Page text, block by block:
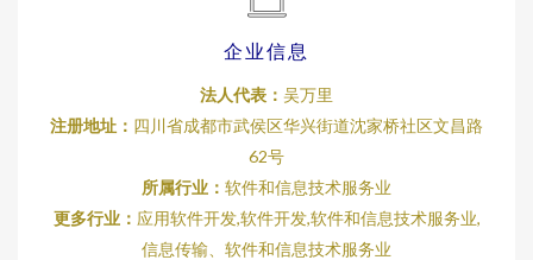
企业信息
法人代表： 吴万里
注册地址： 四川省成都市武侯区华兴街道沈家桥社区文昌路
62号
所属行业： 软件和信息技术服务业
更多行业： 应用软件开发,软件开发,软件和信息技术服务业,
信息传输、软件和信息技术服务业